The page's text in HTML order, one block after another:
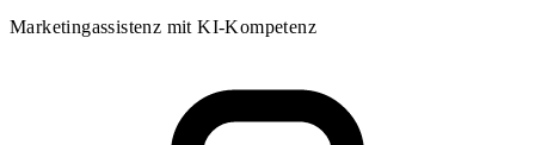
Marketingassistenz mit KI-Kompetenz